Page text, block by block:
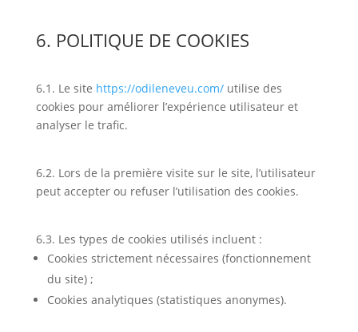
6. POLITIQUE DE COOKIES
6.1. Le site https://odileneveu.com/utilise des
cookies pour améliorer l’expérience utilisateur et
analyser le trafic.
6.2. Lors de la première visite sur le site, l’utilisateur
peut accepter ou refuser l’utilisation des cookies.
6.3. Les types de cookies utilisés incluent :
Cookies strictement nécessaires (fonctionnement
du site) ;
Cookies analytiques (statistiques anonymes).